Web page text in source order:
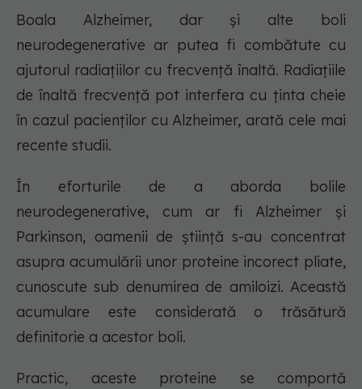
Boala Alzheimer, dar și alte boli
neurodegenerative ar putea fi combătute cu
ajutorul radiațiilor cu frecvență înaltă. Radiațiile
de înaltă frecvență pot interfera cu ținta cheie
în cazul pacienților cu Alzheimer, arată cele mai
recente studii.
În eforturile de a aborda bolile
neurodegenerative, cum ar fi Alzheimer și
Parkinson, oamenii de știință s-au concentrat
asupra acumulării unor proteine incorect pliate,
cunoscute sub denumirea de amiloizi. Această
acumulare este considerată o trăsătură
definitorie a acestor boli.
Practic, aceste proteine se comportă